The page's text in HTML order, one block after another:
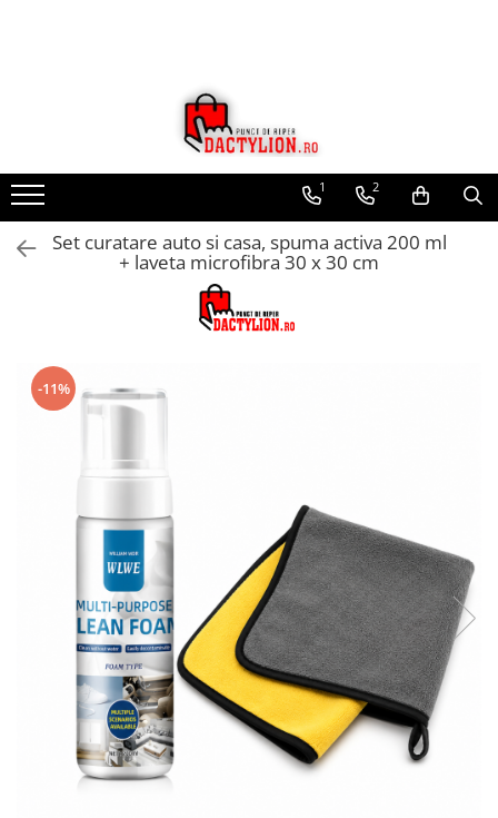
1 2
Set curatare auto si casa, spuma activa 200 ml
+ laveta microfibra 30 x 30 cm
-11%